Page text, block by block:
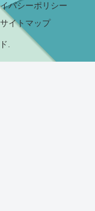
バシーポリシー
サイトマップ
.